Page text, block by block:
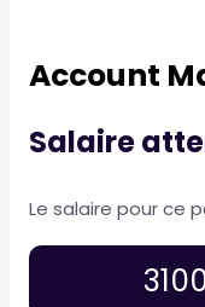
Account
Salaire
Le salaire pour ce